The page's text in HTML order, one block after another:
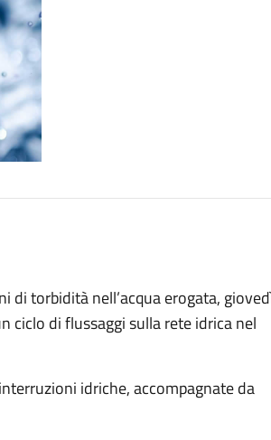
di torbidità nell’acqua erogata,
ciclo di flussaggi sulla rete idrica nel
idriche, accompagnate da